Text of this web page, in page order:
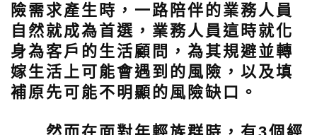
險需求產生時，一路陪伴的業務人員
自然就成為首選，業務人員這時就化
身為客戶的生活顧問，為其規避並轉
嫁生活上可能會遇到的風險，以及填
補原先可能不明顯的風險缺口。